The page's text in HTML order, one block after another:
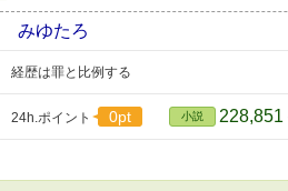
みゆたろ
経歴は罪と比例する
24h.ポイント 0pt 小説 228,851